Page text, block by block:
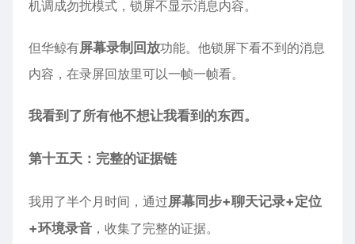
机调成勿扰模式，锁屏不显示消息内容。
但华鲸有屏幕录制回放功能。他锁屏下看不到的消息
内容，在录屏回放里可以一帧一帧看。
我看到了所有他不想让我看到的东西。
第十五天：完整的证据链
我用了半个月时间，通过屏幕同步+聊天记录+定位
+环境录音 ，收集了完整的证据。